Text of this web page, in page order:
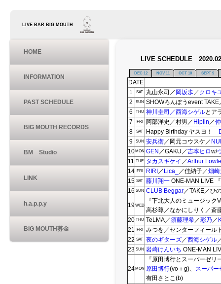
LIVE BAR BIG MOUTH
HOME
INFORMATION
PAST SCHEDULE
BIG MOUTH RECORDS
BM Studio
LINK
h.a.p.p.y
BIG MOUTH募金
LIVE SCHEDULE
DEC 12 NOV 11 OCT 10 SEPT 9
DATE
1
SAT 丸山永司／ 岡坂歩／ クロキ
2
SUN SHOWろんぽうevent
6
THU 神川圭司 ／西海シゲルとア
7
FRI 阿部洋史／村男／ Hiplin ／
8
SAT Happy Birthday ヤスヨ！
9
SUN 安兵衛／岡元コウスケ／
10 MON GEN ／GAKU／吉本ヒロw/
11 TUE タカスギケイ ／Arthur
14
FRI RIRI ／ Lica_ ／佳納子／畑
15 SAT 藤川翔一ONE-MAN
16 SUN CLUB Beggar／TAKE／ひ
19WED
『下北大人のミュージック
高杉尊／なかにしりく／斎
20 THU TeLMA／須藤理希／彩乃 ／
21
FRI
みつを／センターフィール
22 SAT 夜のギターズ／西海シゲル
23 SUN 岩崎けんいち ONE-MAN
24 MON
『原田博行とスーパーゼ
原田博行(vo＋g)、
スーパー
有田さとこ(b)